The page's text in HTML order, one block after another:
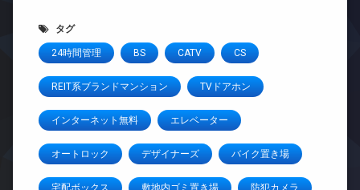
タグ
24時間管理 BS CATV CS
REIT系ブランドマンション TVドアホン
インターネット無料 エレベーター
オートロック デザイナーズ バイク置き場
宅配ボックス 敷地内ゴミ置き場 防犯カメラ